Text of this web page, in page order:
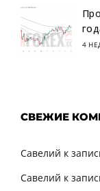
4
СВЕЖИЕ
Савелий к
Савелий к